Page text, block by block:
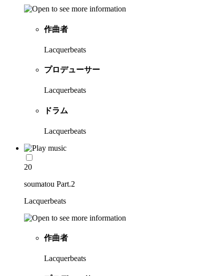
作曲者
Lacquerbeats
プロデューサー
Lacquerbeats
ドラム
Lacquerbeats
20
soumatou Part.2
Lacquerbeats
作曲者
Lacquerbeats